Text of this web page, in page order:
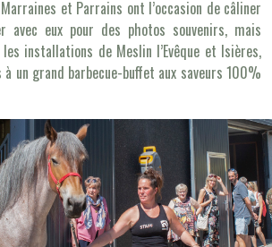
et Parrains ont l’occasion de câliner
avec eux pour des photos souvenirs, mais
installations de Meslin l’Evêque et Isières,
à un grand barbecue-buffet aux saveurs 100%